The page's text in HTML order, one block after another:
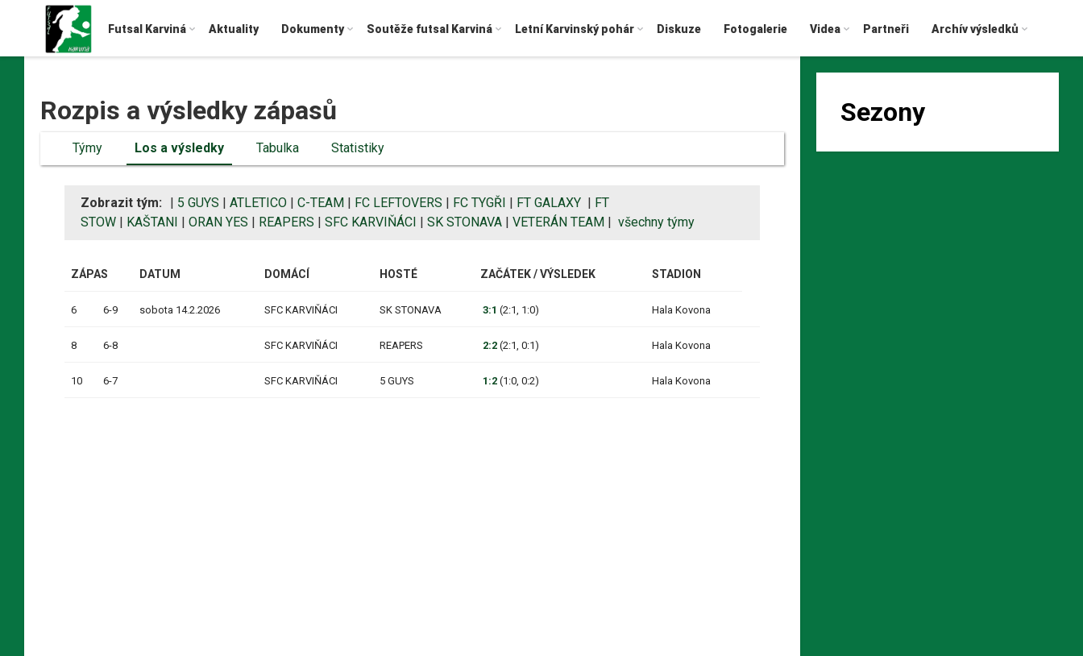
Futsal Karviná Aktuality Dokumenty Soutěže futsal Karviná Letní Karvinský pohár Diskuze Fotogalerie Videa Partneři Archív výsledků
Rozpis a výsledky zápasů
Týmy Los a výsledky Tabulka Statistiky
Zobrazit tým: | 5 GUYS | ATLETICO | C-TEAM | FC LEFTOVERS | FC TYGŘI | FT GALAXY | FT
STOW | KAŠTANI | ORAN YES | REAPERS | SFC KARVIŇÁCI | SK STONAVA | VETERÁN TEAM | všechny týmy
ZÁPAS DATUM DOMÁCÍ HOSTÉ ZAČÁTEK / VÝSLEDEK STADION
6 6-9 sobota 14.2.2026 SFC KARVIŇÁCI SK STONAVA 3:1 (2:1, 1:0) Hala Kovona
8 6-8 SFC KARVIŇÁCI REAPERS 2:2 (2:1, 0:1) Hala Kovona
10 6-7 SFC KARVIŇÁCI 5 GUYS 1:2 (1:0, 0:2) Hala Kovona
Sezony